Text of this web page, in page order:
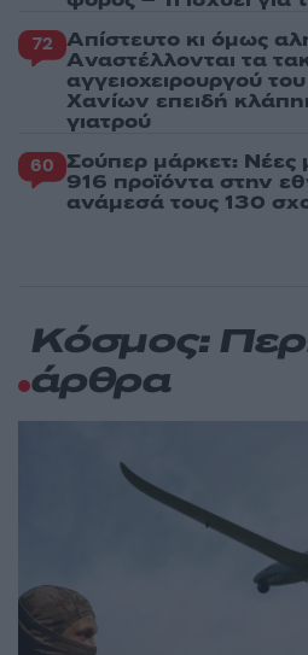
72 Απίστευτο κι όμως
Aναστέλλονται τα
αγγειοχειρουργού
Χανίων επειδή
γιατρού
60 Σούπερ μάρκετ: Νέες
916 προϊόντα στην
ανάμεσά τους 130
Κόσμος:
άρθρα